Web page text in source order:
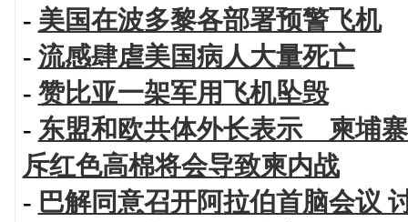
- 美国在波多黎各部署预警飞机
- 流感肆虐美国病人大量死亡
- 赞比亚一架军用飞机坠毁
- 东盟和欧共体外长表示 柬埔
斥红色高棉将会导致柬内战
- 巴解同意召开阿拉伯首脑会议